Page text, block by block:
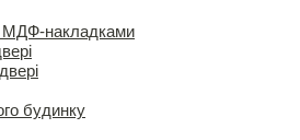
МДФ-накладками
будинку